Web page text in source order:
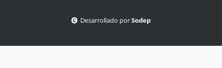
Desarrollado porSodep